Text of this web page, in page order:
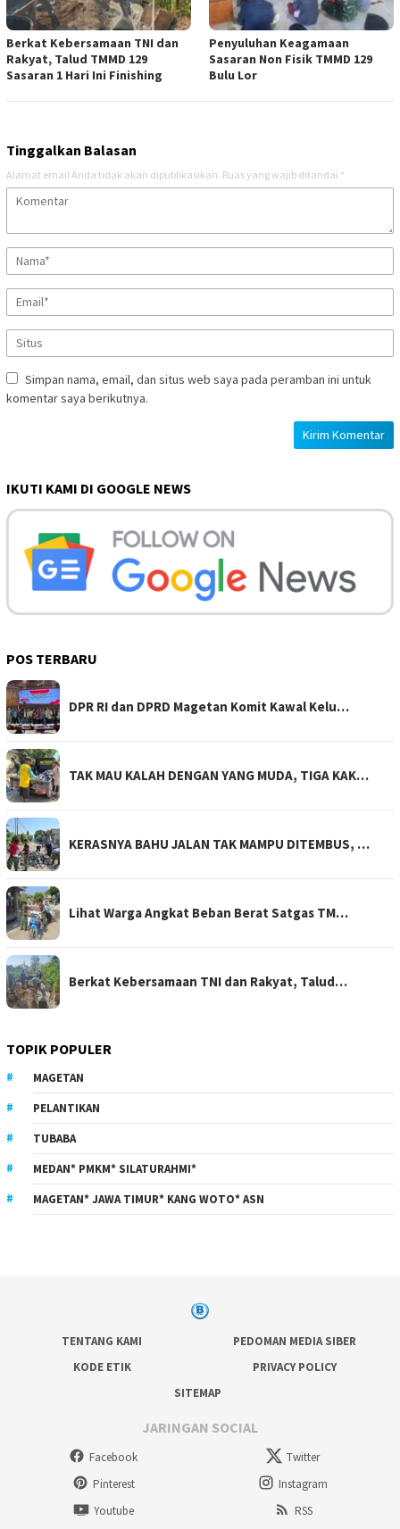
Berkat Kebersamaan TNI dan
Rakyat, Talud TMMD 129
Sasaran 1 Hari Ini Finishing
Penyuluhan Keagamaan
Sasaran Non Fisik TMMD 129
Bulu Lor
Tinggalkan Balasan
Alamat email Anda tidak akan dipublikasikan. Ruas yang wajib ditandai *
Simpan nama, email, dan situs web saya pada peramban ini untuk
komentar saya berikutnya.
IKUTI KAMI DI GOOGLE NEWS
POS TERBARU
DPR RI dan DPRD Magetan Komit Kawal Kelu…
TAK MAU KALAH DENGAN YANG MUDA, TIGA KAK…
KERASNYA BAHU JALAN TAK MAMPU DITEMBUS, …
Lihat Warga Angkat Beban Berat Satgas TM…
Berkat Kebersamaan TNI dan Rakyat, Talud…
TOPIK POPULER
MAGETAN
PELANTIKAN
TUBABA
MEDAN* PMKM* SILATURAHMI*
MAGETAN* JAWA TIMUR* KANG WOTO* ASN
TENTANG KAMI
PEDOMAN MEDIA SIBER
KODE ETIK
PRIVACY POLICY
SITEMAP
JARINGAN SOCIAL
Facebook
Twitter
Pinterest
Instagram
Youtube
RSS